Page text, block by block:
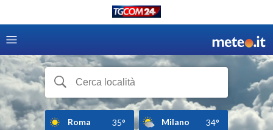
Roma 35° Milano 34°